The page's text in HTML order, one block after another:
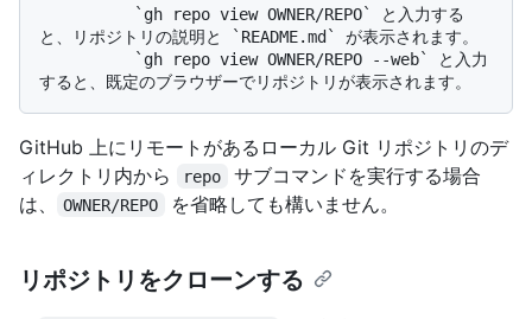
と、リポジトリの説明と `README.md` が表示されます。
GitHub 上にリモートがあるローカル Git リポジトリのデ
ィレクトリ内から
repo
サブコマンドを実行する場合
は、
OWNER/REPO を省略しても構いません。
リポジトリをクローンする